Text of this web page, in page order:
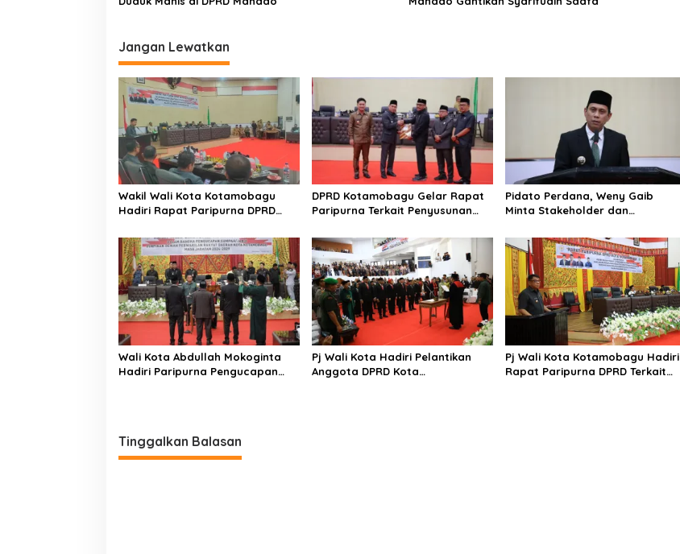
o
s
Jangan Lewatkan
Wakil Wali Kota Kotamobagu
Hadiri Rapat Paripurna DPRD
DPRD Kotamobagu Gelar Rapat
Paripurna Terkait Penyusunan
Pidato Perdana, Weny Gaib
Minta Stakeholder dan
Kota
Wali Kota Abdullah Mokoginta
Hadiri Paripurna Pengucapan
Pj Wali Kota Hadiri Pelantikan
Anggota DPRD Kota
Pj Wali Kota Kotamobagu Hadiri
Rapat Paripurna DPRD Terkait
Tinggalkan Balasan